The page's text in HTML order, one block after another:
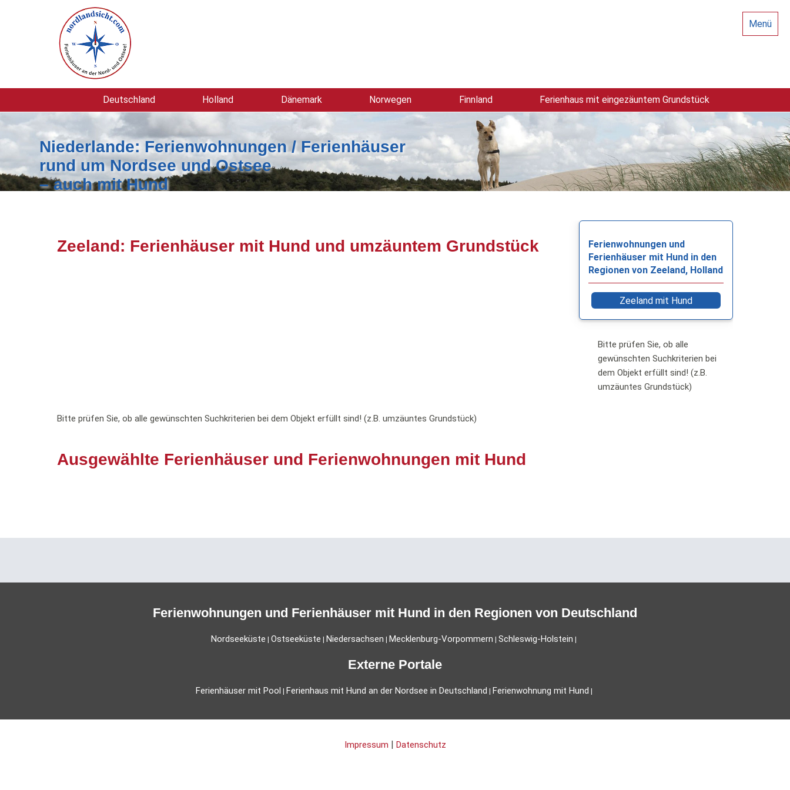
Deutschland Holland Dänemark Norwegen Finnland Ferienhaus mit eingezäuntem Grundstück
Menü
Niederlande: Ferienwohnungen / Ferienhäuser
rund um Nordsee und Ostsee
– auch mit Hund
Zeeland: Ferienhäuser mit Hund und umzäuntem Grundstück
Ferienwohnungen und
Ferienhäuser mit Hund in den
Regionen von Zeeland, Holland
Zeeland mit Hund
Bitte prüfen Sie, ob alle
gewünschten Suchkriterien bei
dem Objekt erfüllt sind! (z.B.
umzäuntes Grundstück)
Bitte prüfen Sie, ob alle gewünschten Suchkriterien bei dem Objekt erfüllt sind! (z.B. umzäuntes Grundstück)
Ausgewählte Ferienhäuser und Ferienwohnungen mit Hund
Ferienwohnungen und Ferienhäuser mit Hund in den Regionen von Deutschland
Nordseeküste |Ostseeküste Niedersachsen Mecklenburg-Vorpommern |Schleswig-Holstein
Externe Portale
Ferienhäuser mit Pool Ferienhaus mit Hund an der Nordsee in Deutschland Ferienwohnung mit Hund
Impressum Datenschutz